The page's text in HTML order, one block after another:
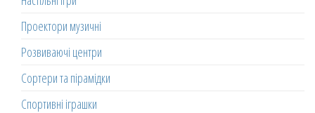
Проектори музичні
Розвиваючі центри
Сортери та пірамідки
Спортивні іграшки